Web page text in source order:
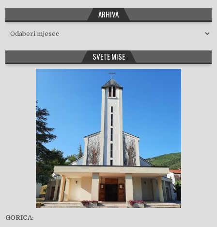
ARHIVA
Arhiva
SVETE MISE
GORICA: